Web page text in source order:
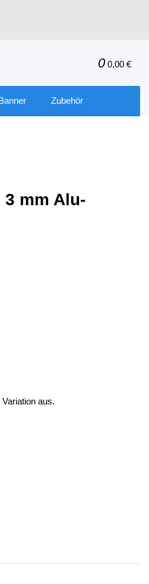
0 0,00 €
Zubehör
mm Alu-
aus.